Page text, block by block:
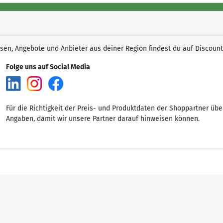
Angebote und Anbieter aus deiner Region findest du auf
Folge uns auf Social Media
Für die Richtigkeit der Preis- und Produktdaten der Shoppartner
Angaben, damit wir unsere Partner darauf hinweisen können.